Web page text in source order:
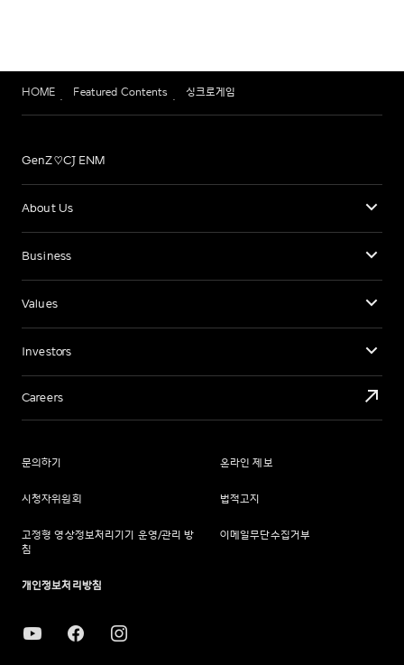
HOME Featured Contents 싱크로게임
GenZ♡CJ ENM
About Us
Business
Values
Investors
Careers
문의하기 온라인 제보
시청자위원회 법적고지
고정형 영상정보처리기기 운영/관리 방
침
이메일무단수집거부
개인정보처리방침